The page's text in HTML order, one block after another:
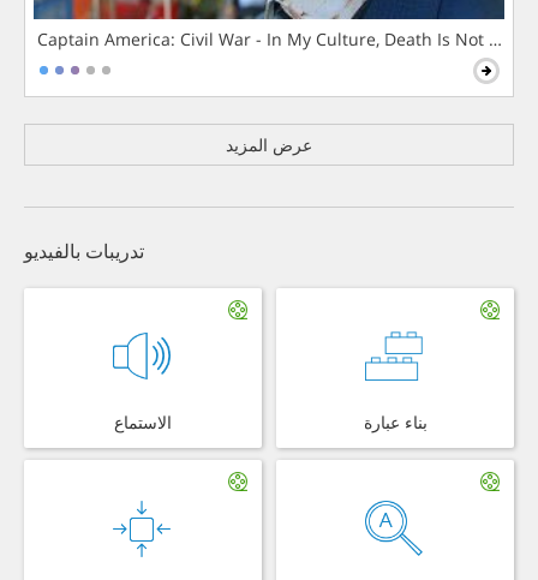
Captain America: Civil War - In My Culture, Death Is Not The
عرض المزيد
تدريبات بالفيديو
الاستماع بناء عبارة